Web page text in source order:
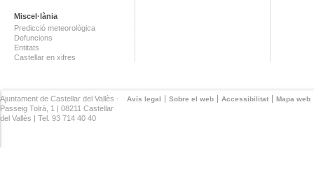
Miscel·lània
Predicció meteorològica
Defuncions
Entitats
Castellar en xifres
Avís legal Sobre el web Accessibilitat Mapa web
Ajuntament de Castellar del Vallès ·
Passeig Tolrà, 1 | 08211 Castellar
del Vallès | Tel. 93 714 40 40